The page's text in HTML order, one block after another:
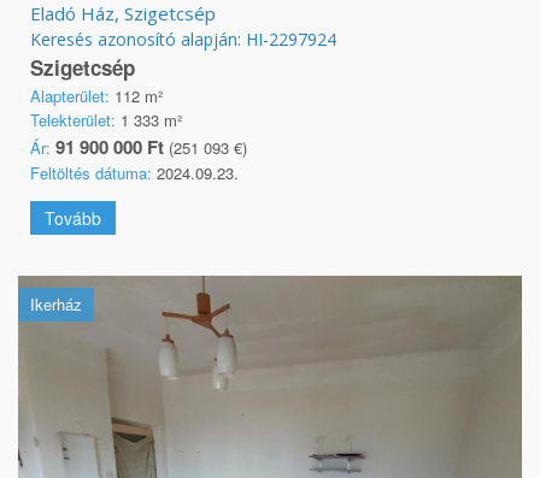
Eladó Ház, Szigetcsép
Keresés azonosító alapján: HI-2297924
Szigetcsép
Alapterület: 112 m²
Telekterület: 1 333 m²
Ár: 91 900 000 Ft (251 093 €)
Feltöltés dátuma: 2024.09.23.
Tovább
Ikerház